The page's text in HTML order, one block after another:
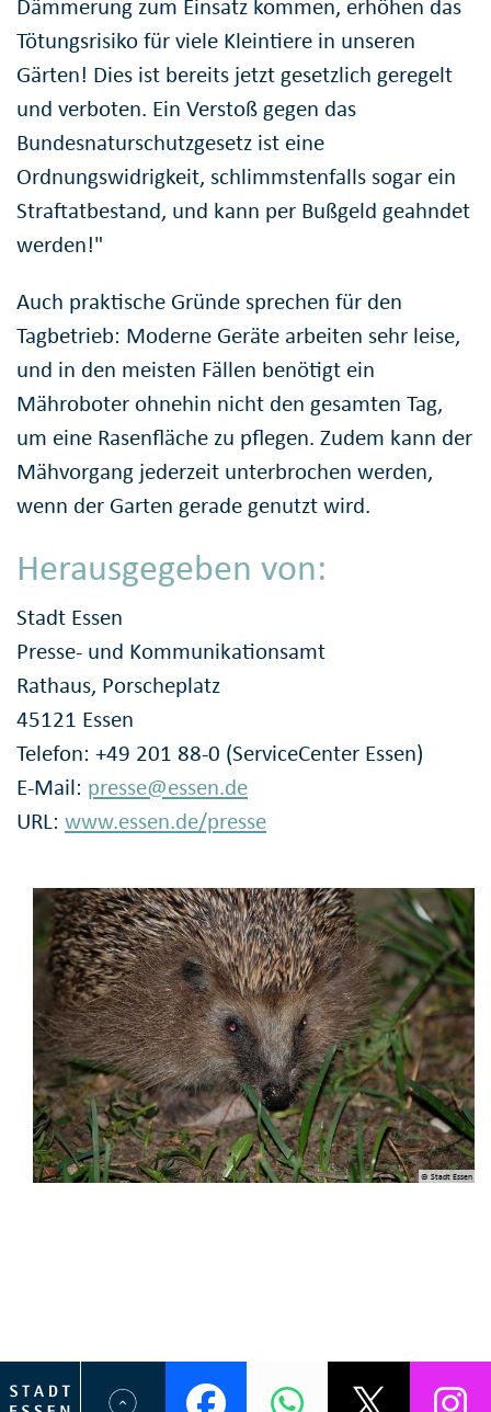
Dämmerung zum Einsatz kommen, erhöhen das
Tötungsrisiko für viele Kleintiere in unseren
Gärten! Dies ist bereits jetzt gesetzlich geregelt
und verboten. Ein Verstoß gegen das
Bundesnaturschutzgesetz ist eine
Ordnungswidrigkeit, schlimmstenfalls sogar ein
Straftatbestand, und kann per Bußgeld geahndet
werden!"
Auch praktische Gründe sprechen für den
Tagbetrieb: Moderne Geräte arbeiten sehr leise,
und in den meisten Fällen benötigt ein
Mähroboter ohnehin nicht den gesamten Tag,
um eine Rasenfläche zu pflegen. Zudem kann der
Mähvorgang jederzeit unterbrochen werden,
wenn der Garten gerade genutzt wird.
Herausgegeben von:
Stadt Essen
Presse- und Kommunikationsamt
Rathaus, Porscheplatz
45121 Essen
Telefon: +49 201 88-0 (ServiceCenter Essen)
E-Mail: presse@essen.de
URL: www.essen.de/presse
© Stadt Essen